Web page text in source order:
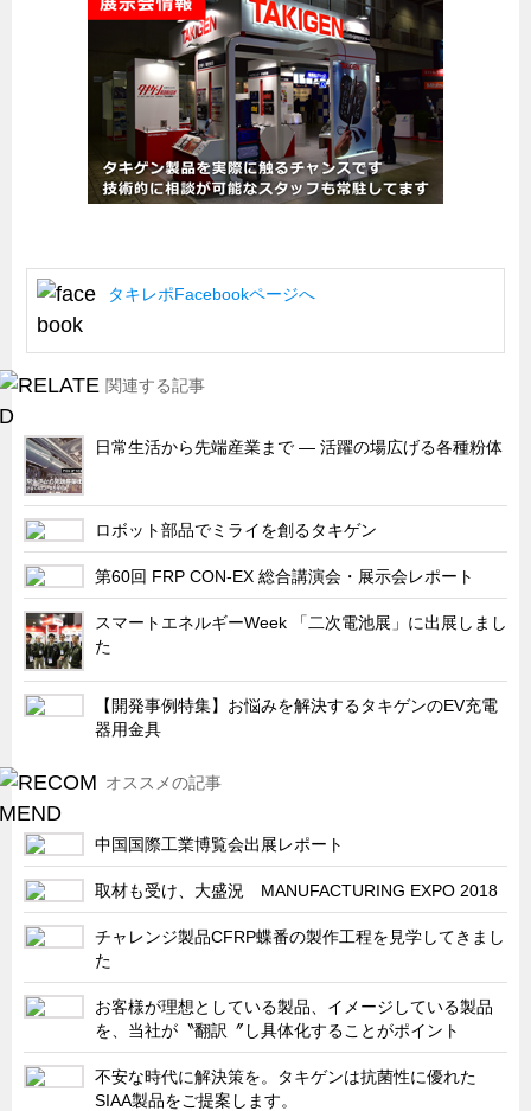
ソリューション
船舶・港湾設備
試作・特注品の事例集
SDGs配慮・脱炭素
省力化製品
ロボット・自動化装置関連
EV・PHEV充電器関連
農業関連
半導体製造装置関連
共同溝・無電柱化関連
サーバーラック・エンクロジャー
特装車・バス・トラック関連
フリーザー・フードマシナリー関連
自動販売機・自動改札機関連
鉄道車両・駅舎関連
CATEGORY 連載
営業、丸ごとフカボリ
新製品開発最前線
Before After
隠れた名品
旬の野菜とタキゲン製品
PICK UP NEWS
ポンチ絵の基礎と描き方
図面の見方・書き方
タキレポFacebookページへ
関連する記事
日常生活から先端産業まで ― 活躍の場広げる各種粉体
ロボット部品でミライを創るタキゲン
第60回 FRP CON-EX 総合講演会・展示会レポート
スマートエネルギーWeek 「二次電池展」に出展しまし
た
【開発事例特集】お悩みを解決するタキゲンのEV充電
器用金具
オススメの記事
中国国際工業博覧会出展レポート
取材も受け、大盛況 MANUFACTURING EXPO 2018
チャレンジ製品CFRP蝶番の製作工程を見学してきまし
た
お客様が理想としている製品、イメージしている製品
を、当社が〝翻訳〞し具体化することがポイント
不安な時代に解決策を。タキゲンは抗菌性に優れた
SIAA製品をご提案します。